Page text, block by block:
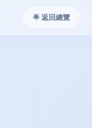
🌟 返回總覽